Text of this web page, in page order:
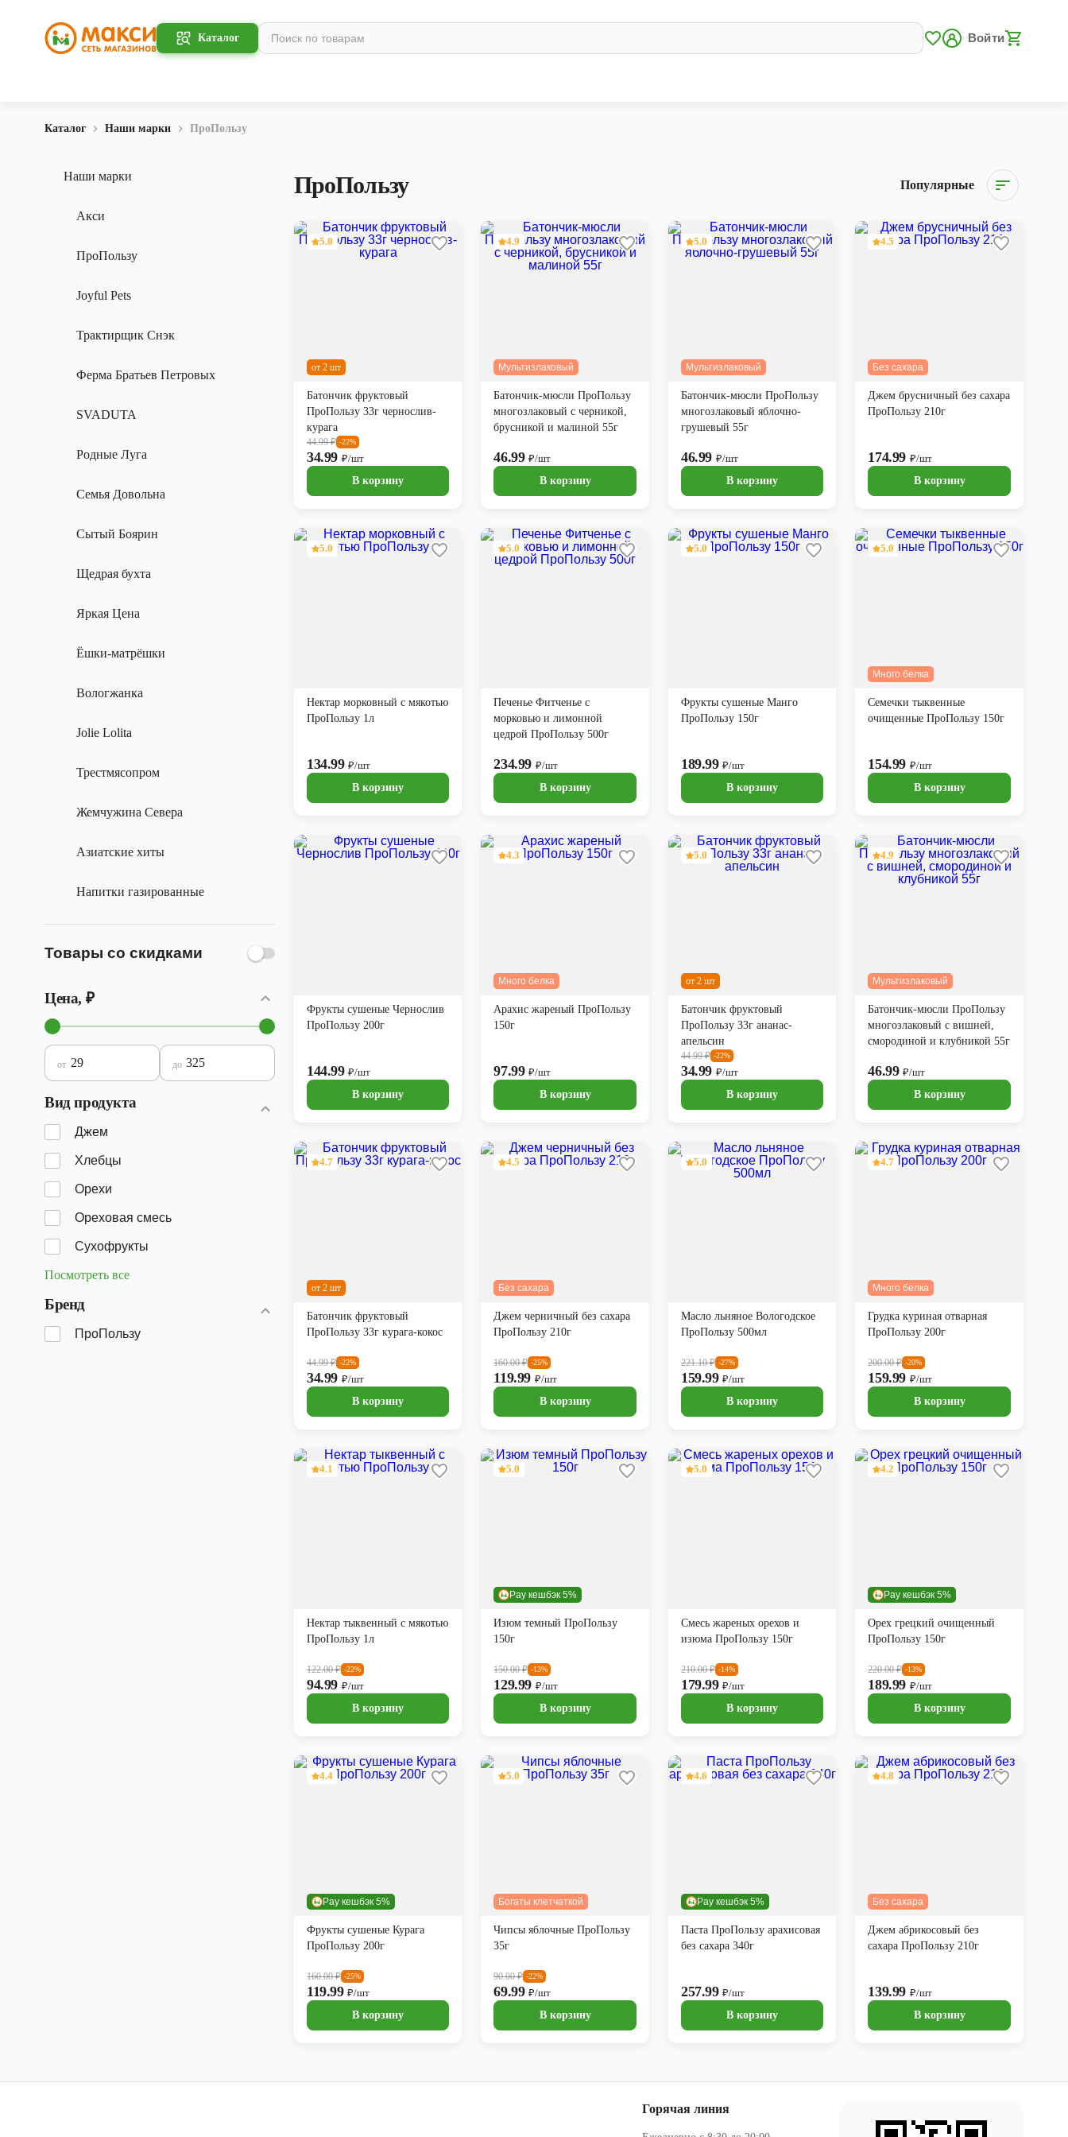
Каталог Войти
Каталог Наши марки ПроПользу
Наши марки
Акси
ПроПользу
Joyful Pets
Трактирщик Снэк
Ферма Братьев Петровых
SVADUTA
Родные Луга
Семья Довольна
Сытый Боярин
Щедрая бухта
Яркая Цена
Ёшки-матрёшки
Вологжанка
Jolie Lolita
Трестмясопром
Жемчужина Севера
Азиатские хиты
Напитки газированные
Товары со скидками
Цена, ₽
от до
Вид продукта
Джем
Хлебцы
Орехи
Ореховая смесь
Сухофрукты
Посмотреть все
Бренд
ПроПользу
ПроПользу Популярные
от 2 шт
5.0
Батончик фруктовый
ПроПользу 33г чернослив-
курага
44.99₽ -22%
34.99 ₽/шт
В корзину
Мультизлаковый
4.9
Батончик-мюсли ПроПользу
многозлаковый с черникой,
брусникой и малиной 55г
46.99₽/шт
В корзину
Мультизлаковый
5.0
Батончик-мюсли ПроПользу
многозлаковый яблочно-
грушевый 55г
46.99 ₽/шт
В корзину
Без сахара
4.5
Джем брусничный без сахара
ПроПользу 210г
174.99 ₽/шт
В корзину
5.0
Нектар морковный с мякотью
ПроПользу 1л
134.99₽/шт
В корзину
5.0
Печенье Фитченье с
морковью и лимонной
цедрой ПроПользу 500г
234.99 ₽/шт
В корзину
5.0
Фрукты сушеные Манго
ПроПользу 150г
189.99₽/шт
В корзину
Много белка
5.0
Семечки тыквенные
очищенные ПроПользу 150г
154.99 ₽/шт
В корзину
Фрукты сушеные Чернослив
ПроПользу 200г
144.99₽/шт
В корзину
Много белка
4.3
Арахис жареный ПроПользу
150г
97.99₽/шт
В корзину
от 2 шт
5.0
Батончик фруктовый
ПроПользу 33г ананас-
апельсин
44.99₽ -22%
34.99 ₽/шт
В корзину
Мультизлаковый
4.9
Батончик-мюсли ПроПользу
многозлаковый с вишней,
смородиной и клубникой 55г
46.99 ₽/шт
В корзину
от 2 шт
4.7
Батончик фруктовый
ПроПользу 33г курага-кокос
44.99₽ -22%
34.99 ₽/шт
В корзину
Без сахара
4.5
Джем черничный без сахара
ПроПользу 210г
160.00₽ -25%
119.99 ₽/шт
В корзину
5.0
Масло льняное Вологодское
ПроПользу 500мл
221.10₽ -27%
159.99₽/шт
В корзину
Много белка
4.7
Грудка куриная отварная
ПроПользу 200г
200.00₽ -20%
159.99 ₽/шт
В корзину
4.1
Нектар тыквенный с мякотью
ПроПользу 1л
122.00₽ -22%
94.99 ₽/шт
В корзину
Pay кешбэк 5%
5.0
Изюм темный ПроПользу
150г
150.00₽ -13%
129.99 ₽/шт
В корзину
5.0
Смесь жареных орехов и
изюма ПроПользу 150г
210.00₽ -14%
179.99₽/шт
В корзину
Pay кешбэк 5%
4.2
Орех грецкий очищенный
ПроПользу 150г
220.00₽ -13%
189.99 ₽/шт
В корзину
Pay кешбэк 5%
4.4
Фрукты сушеные Курага
ПроПользу 200г
160.00₽ -25%
119.99₽/шт
В корзину
Богаты клетчаткой
5.0
Чипсы яблочные ПроПользу
35г
90.00₽ -22%
69.99₽/шт
В корзину
Pay кешбэк 5%
4.6
Паста ПроПользу арахисовая
без сахара 340г
257.99₽/шт
В корзину
Без сахара
4.8
Джем абрикосовый без
сахара ПроПользу 210г
139.99 ₽/шт
В корзину
Горячая линия